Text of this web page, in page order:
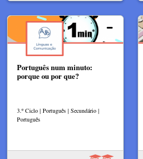
Português num minuto:
porque ou por que?
3.º Ciclo | Português | Secundário |
Português